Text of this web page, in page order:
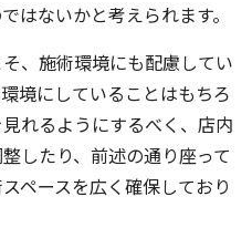
はないかと考えられます。
、施術環境にも配慮してい
境にしていることはもちろ
れるようにするべく、店内
したり、前述の通り座って
ペースを広く確保しており